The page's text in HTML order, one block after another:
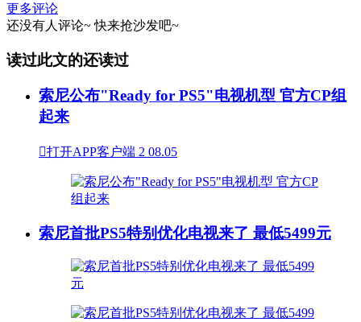
更多评论
还没有人评论~ 快来抢沙发吧~
读过此文的还读过
索尼公布"Ready for PS5"电视机型 官方CP组
起来
打开APP客户端 2 08.05
索尼首批PS5特别优化电视来了 最低5499元